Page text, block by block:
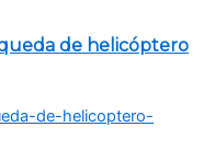
de helicóptero